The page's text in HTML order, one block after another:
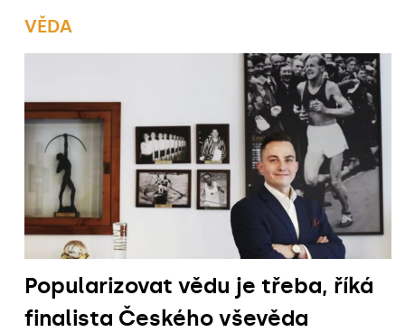
VĚDA
Popularizovat vědu je třeba, říká
finalista Českého vševěda